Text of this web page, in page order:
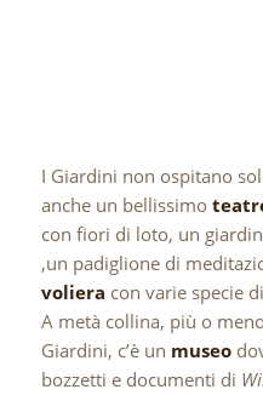
I Giardini non ospitano
anche un bellissimo
con fiori di loto, un
,un padiglione di
voliera con varie specie
A metà collina, più o
Giardini, c’è un museo
bozzetti e documenti di